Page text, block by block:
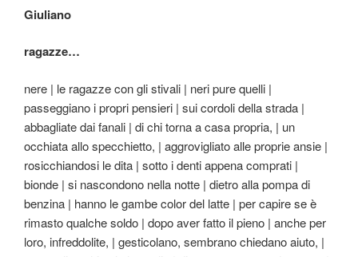
Giuliano
ragazze…
nere | le ragazze con gli stivali | neri pure quelli |
passeggiano i propri pensieri | sui cordoli della strada |
abbagliate dai fanali | di chi torna a casa propria, | un
occhiata allo specchietto, | aggrovigliato alle proprie ansie |
rosicchiandosi le dita | sotto i denti appena comprati |
bionde | si nascondono nella notte | dietro alla pompa di
benzina | hanno le gambe color del latte | per capire se è
rimasto qualche soldo | dopo aver fatto il pieno | anche per
loro, infreddolite, | gesticolano, sembrano chiedano aiuto, |